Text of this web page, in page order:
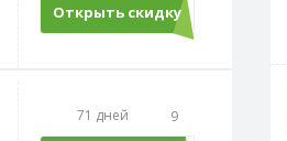
Открыть скидку
71 дней 9